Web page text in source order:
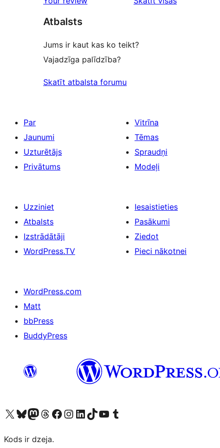
Atbalsts
Jums ir kaut kas ko teikt?
Vajadzīga palīdzība?
Skatīt atbalsta forumu
Par
Jaunumi
Uzturētājs
Privātums
Vitrīna
Tēmas
Spraudņi
Modeļi
Uzziniet
Atbalsts
Izstrādātāji
WordPress.TV
Iesaistieties
Pasākumi
Ziedot
Pieci nākotnei
WordPress.com
Matt
bbPress
BuddyPress
Apmeklējiet mūsu X (agrāk Twitter) kontu
Apmeklējiet mūsu Bluesky kontu
Apmeklējiet mūsu Mastodon kontu
Apmeklējiet mūsu Threads kontu
Apmeklējiet mūsu Facebook lapuApmeklējiet mūsu Instagram kontu
Apmeklējiet mūsu LinkedIn kontu
Apmeklējiet mūsu TikTok kontu
Apmeklējiet mūsu YouTube kanālu
Apmeklējiet mūsu Tumblr kontu
Kods ir dzeja.